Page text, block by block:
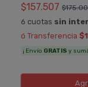
$157.507
6 cuotas sin
ó Transferencia
¡ Envío GRATIS y